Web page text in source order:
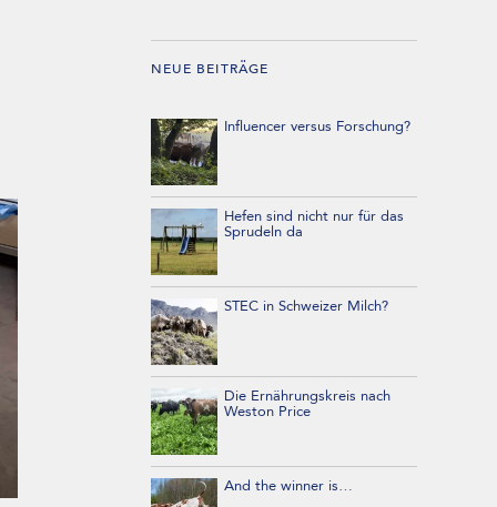
NEUE BEITRÄGE
Influencer versus Forschung?
Hefen sind nicht nur für das
Sprudeln da
STEC in Schweizer Milch?
Die Ernährungskreis nach
Weston Price
And the winner is…